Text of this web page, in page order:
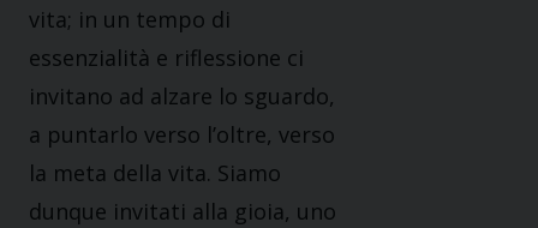
vita; in un tempo di
essenzialità e riflessione ci
invitano ad alzare lo sguardo,
a puntarlo verso l’oltre, verso
la meta della vita. Siamo
dunque invitati alla gioia, uno